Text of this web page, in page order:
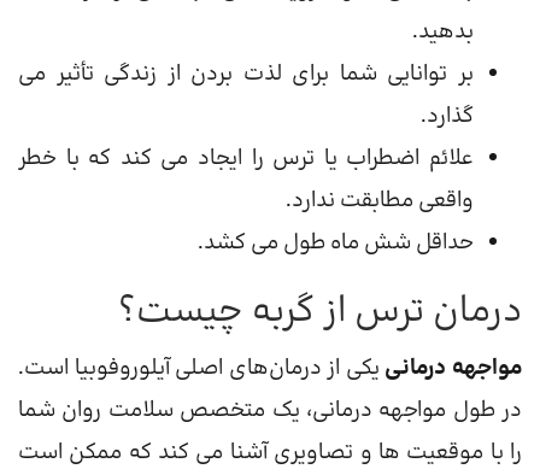
بدهید.
بر توانایی شما برای لذت بردن از زندگی تأثیر می
گذارد.
علائم اضطراب یا ترس را ایجاد می کند که با خطر
واقعی مطابقت ندارد.
حداقل شش ماه طول می کشد.
درمان ترس از گربه چیست؟
مواجهه درمانی یکی از درمان‌های اصلی آیلوروفوبیا است.
در طول مواجهه درمانی، یک متخصص سلامت روان شما
را با موقعیت ها و تصاویری آشنا می کند که ممکن است